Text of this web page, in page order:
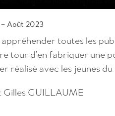
– Août 2023
toutes les
tour d’en fabriquer une
réalisé avec les jeunes
Gilles GUILLAUME